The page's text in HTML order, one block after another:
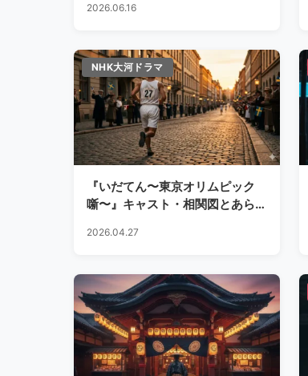
2026.06.16
NHK大河ドラマ
『いだてん〜東京オリムピック
噺〜』キャスト・相関図とあらす
2026.04.27